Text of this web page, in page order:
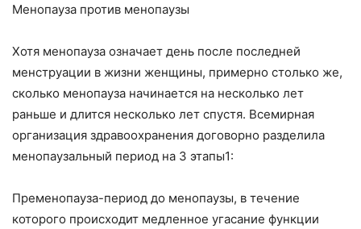
Менопауза против менопаузы
Хотя менопауза означает день после последней
менструации в жизни женщины, примерно столько же,
сколько менопауза начинается на несколько лет
раньше и длится несколько лет спустя. Всемирная
организация здравоохранения договорно разделила
менопаузальный период на 3 этапы1:
Пременопауза-период до менопаузы, в течение
которого происходит медленное угасание функции